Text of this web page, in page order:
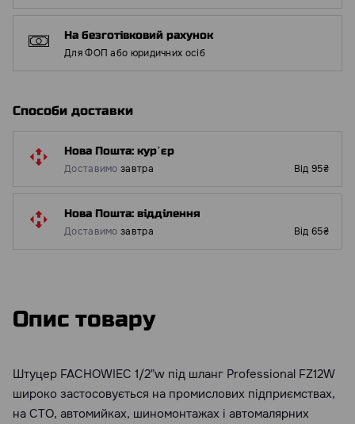
На безготівковий рахунок
Для ФОП або юридичних осіб
Способи доставки
Нова Пошта: курʼєр
Доставимо завтра Від 95₴
Нова Пошта: відділення
Доставимо завтра Від 65₴
Опис товару
Штуцер FACHOWIEC 1/2"w під шланг Professional FZ12W
широко застосовується на промислових підприємствах,
на СТО, автомийках, шиномонтажах і автомалярних